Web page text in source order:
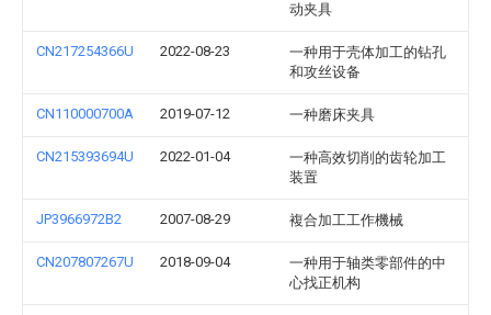
动夹具
CN217254366U 2022-08-23
一种用于壳体加工的钻孔
和攻丝设备
CN110000700A 2019-07-12 一种磨床夹具
CN215393694U 2022-01-04
一种高效切削的齿轮加工
装置
JP3966972B2 2007-08-29 複合加工工作機械
CN207807267U 2018-09-04
一种用于轴类零部件的中
心找正机构